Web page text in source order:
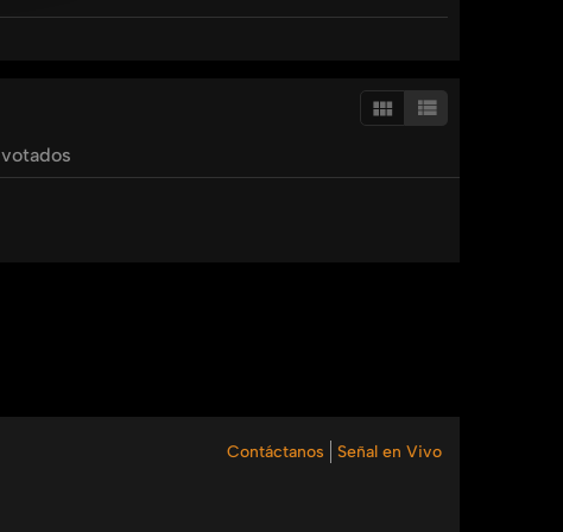
diferentes contextos. Este video es fundamental
Contáctanos Señal en Vivo